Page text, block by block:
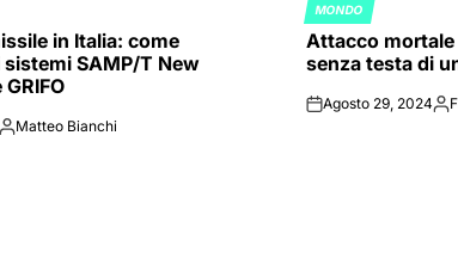
in Italia: come
SAMP/T New
Matteo Bianchi
POSTED
IN
MONDO
Attacco
senza testa di
onAgosto 29, 2024